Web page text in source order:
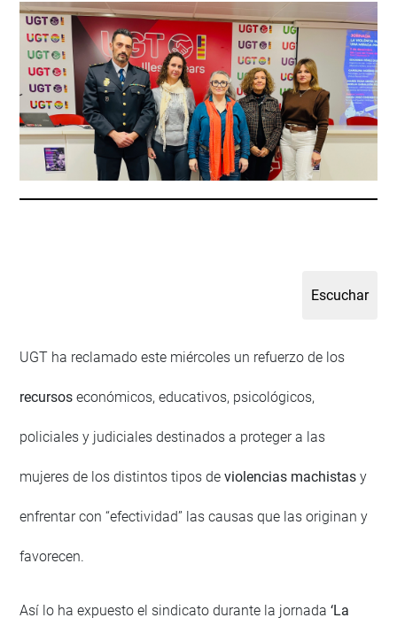
UGT ha reclamado este miércoles un refuerzo de los
recursos económicos, educativos, psicológicos,
policiales y judiciales destinados a proteger a las
mujeres de los distintos tipos de violencias machistasy
enfrentar con “efectividad” las causas que las originan y
favorecen.
Así lo ha expuesto el sindicato durante la jornada‘La